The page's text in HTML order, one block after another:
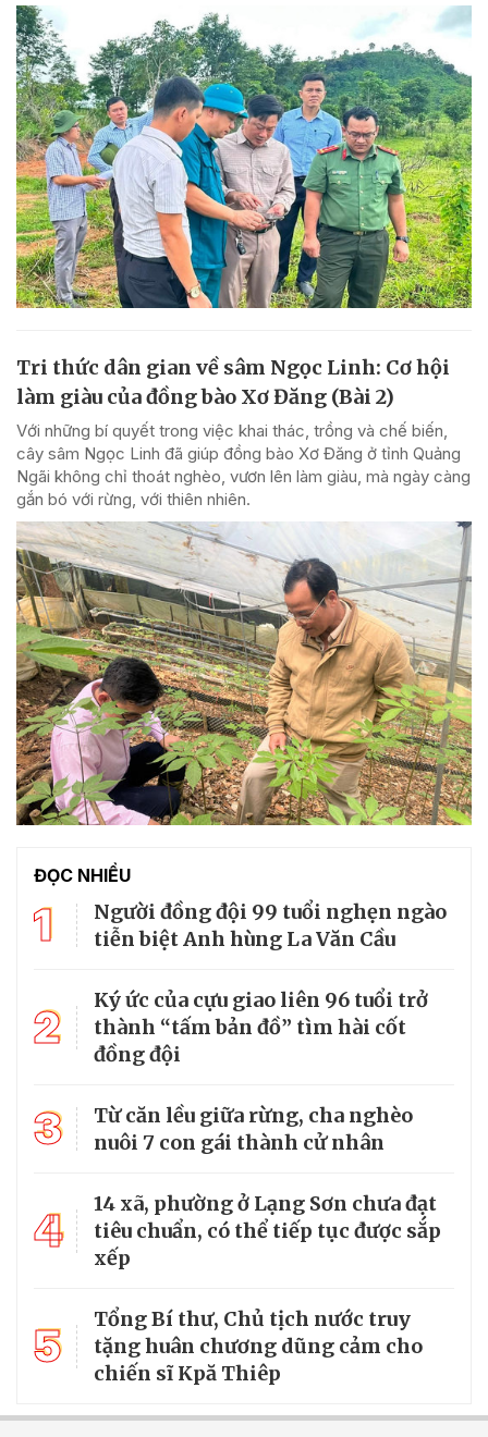
Tri thức dân gian về sâm Ngọc Linh: Cơ hội
làm giàu của đồng bào Xơ Đăng (Bài 2)
Với những bí quyết trong việc khai thác, trồng và chế biến,
cây sâm Ngọc Linh đã giúp đồng bào Xơ Đăng ở tỉnh Quảng
Ngãi không chỉ thoát nghèo, vươn lên làm giàu, mà ngày càng
gắn bó với rừng, với thiên nhiên.
ĐỌC NHIỀU
1
Người đồng đội 99 tuổi nghẹn ngào
tiễn biệt Anh hùng La Văn Cầu
2
Ký ức của cựu giao liên 96 tuổi trở
thành “tấm bản đồ” tìm hài cốt
đồng đội
3
Từ căn lều giữa rừng, cha nghèo
nuôi 7 con gái thành cử nhân
4
14 xã, phường ở Lạng Sơn chưa đạt
tiêu chuẩn, có thể tiếp tục được sắp
xếp
5
Tổng Bí thư, Chủ tịch nước truy
tặng huân chương dũng cảm cho
chiến sĩ Kpă Thiêp